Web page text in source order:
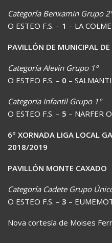
Categoría Benxamin Grupo
O ESTEO F.S. – 1 – LA
PAVILLÓN DE MUNICIPAL DE
Categoría Alevin Grupo 1º
O ESTEO F.S. – 0 –
Categoria Infantil Grupo 1º
O ESTEO F.S. – 5 – NARFER
6º XORNADA LIGA LOCAL
2018/2019
PAVILLÓN MONTE CAXADO
Categoría Cadete Grupo
O ESTEO F.S. – 3 –
Nova cortesía de Moises